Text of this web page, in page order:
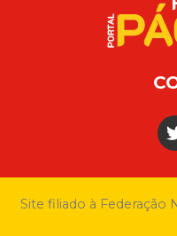
Site filiado à Federação